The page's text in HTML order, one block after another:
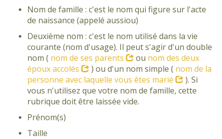
Nom de famille : c'est le nom qui figure sur l'acte
de naissance (appelé aussiou)
Deuxième nom : c'est le nom utilisé dans la vie
courante (nom d'usage). Il peut s'agir d'un double
nom ( nom de ses parents ou nom des deux
époux accolés
) ou d'un nom simple ( nom de la
personne avec laquelle vous êtes marié
). Si
vous n'utilisez que votre nom de famille, cette
rubrique doit être laissée vide.
Prénom(s)
Taille